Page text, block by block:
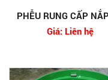
PHỄU RUNG CẤP
Giá: Liên hệ